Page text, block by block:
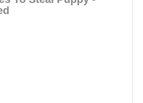
Zucker und den übrigen
Quark zu feucht ist, mehr